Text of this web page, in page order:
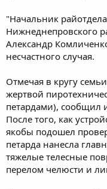
"Начальник
Нижнеднепровского
Александр
несчастного случая.
Отмечая в кругу
жертвой
петардами), сообщил
После того, как
якобы подошел
петарда нанесла
тяжелые телесные
перелом челюсти и